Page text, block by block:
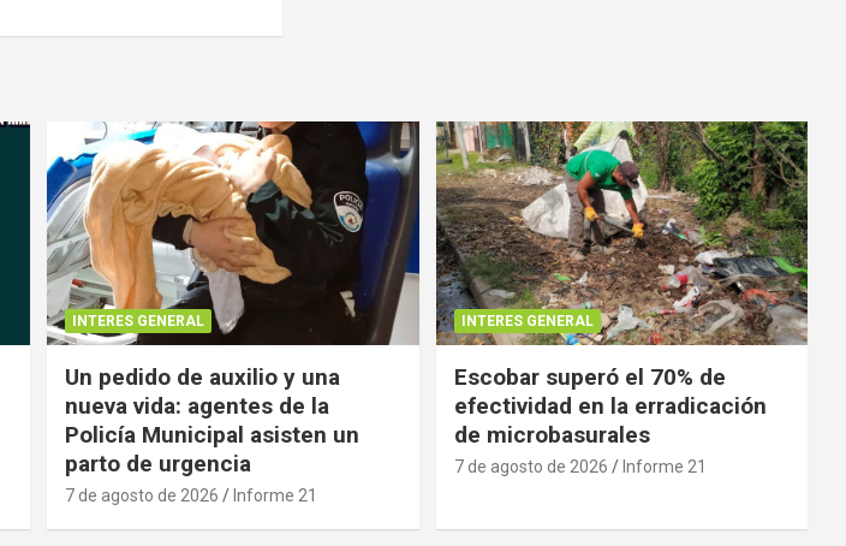
INTERES GENERAL
Un pedido de auxilio y una
nueva vida: agentes de la
Policía Municipal asisten un
parto de urgencia
7 de agosto de 2026 Informe 21
INTERES GENERAL
Escobar superó el 70% de
efectividad en la erradicación
de microbasurales
7 de agosto de 2026 Informe 21